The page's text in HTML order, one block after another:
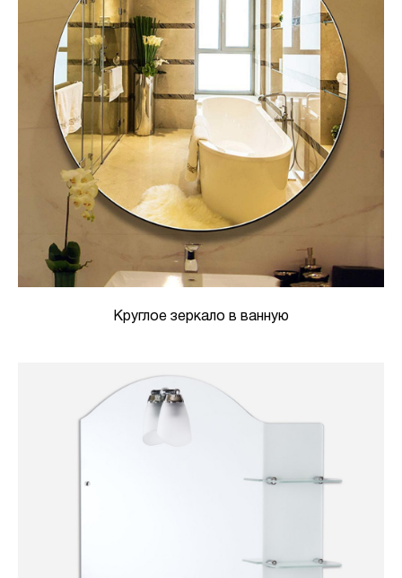
Круглое зеркало в ванную